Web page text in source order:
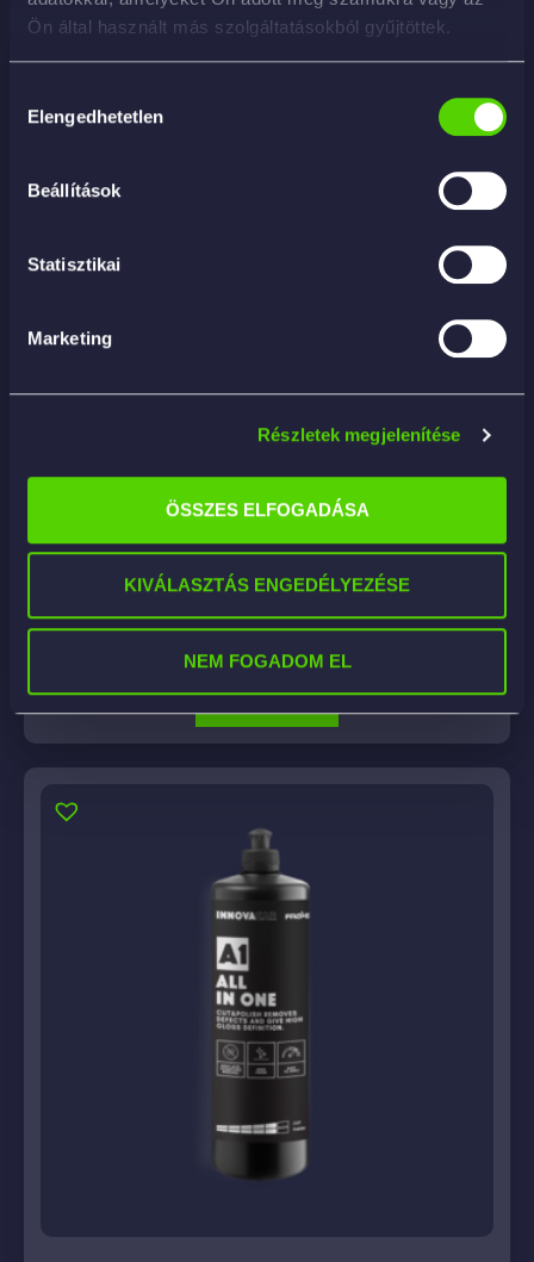
Ön által használt más szolgáltatásokból gyűjtöttek.
kiválasztása
Elengedhetetlen
Beállítások
Statisztikai
Marketing
Részletek megjelenítése
ÖSSZES ELFOGADÁSA
KIVÁLASZTÁS ENGEDÉLYEZÉSE
NEM FOGADOM EL
Akció!
Fra-Ber Lava Interni B Aroma – professzionális
enzimes autókárpit-tisztító
12 916Ft – 60 128Ft
KOSÁRBA